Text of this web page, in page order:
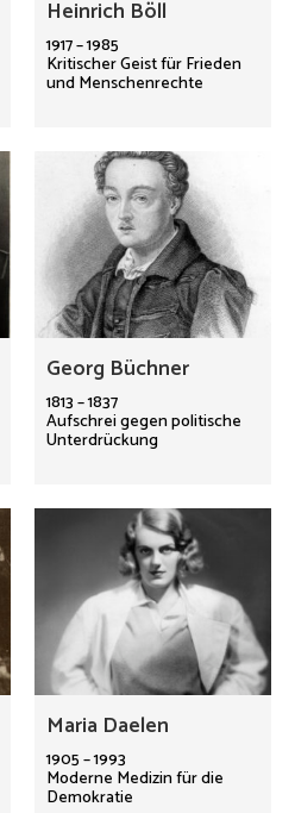
Heinrich Böll
1917 – 1985
Kritischer Geist für Frieden
und Menschenrechte
Georg Büchner
1813 – 1837
Aufschrei gegen politische
Unterdrückung
Maria Daelen
1905 – 1993
Moderne Medizin für die
Demokratie